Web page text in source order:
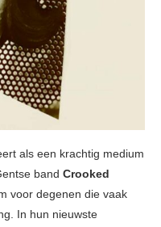
als een krachtig medium
band Crooked
voor degenen die vaak
In hun nieuwste